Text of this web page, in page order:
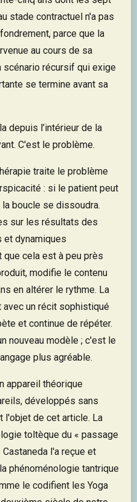
stade contractuel n'a pas
parce que la
au cours de sa
scénario récursif qui exige
se termine avant sa
depuis l’intérieur de la
C'est le problème.
traite le problème
: si le patient peut
boucle se dissoudra.
sur les résultats des
dynamiques
cela est à peu près
modifie le contenu
en altérer le rythme. La
un récit sophistiqué
et continue de répéter.
nouveau modèle ; c'est le
plus agréable.
appareil théorique
développés sans
l'objet de cet article. La
toltèque du « passage
l'a reçue et
phénoménologie tantrique
le codifient les Yoga